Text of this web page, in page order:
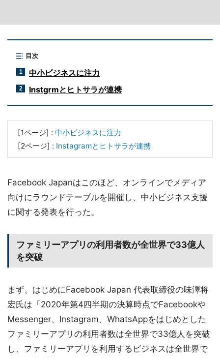
目次
1 中小ビジネスに注力
2 Instgrmとヒトサラが連携
[1ページ] : 中小ビジネスに注力
[2ページ] : Instagramとヒトサラが連携
Facebook Japanはこのほど、オンラインでメディア
向けにラウンドテーブルを開催し、中小ビジネス支援
に関する発表を行った。
ファミリーアプリの利用者数が全世界で33億人
を突破
まず、はじめにFacebook Japan 代表取締役の味澤将
宏氏は「2020年第4四半期の決算時点でFacebookや
Messenger、Instagram、WhatsAppをはじめとした
ファミリーアプリの利用者数は全世界で33億人を突破
し、ファミリーアプリを利用するビジネスは全世界で